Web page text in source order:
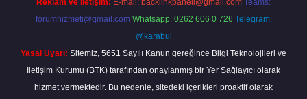
Reklam ve İletişim: E-mail: backlinkpaneli@gmail.com Teams:
forumhizmeti@gmail.com Whatsapp: 0262 606 0 726 Telegram:
@karabul
Yasal Uyarı: Sitemiz, 5651 Sayılı Kanun gereğince Bilgi Teknolojileri ve
İletişim Kurumu (BTK) tarafından onaylanmış bir Yer Sağlayıcı olarak
hizmet vermektedir. Bu nedenle, sitedeki içerikleri proaktif olarak